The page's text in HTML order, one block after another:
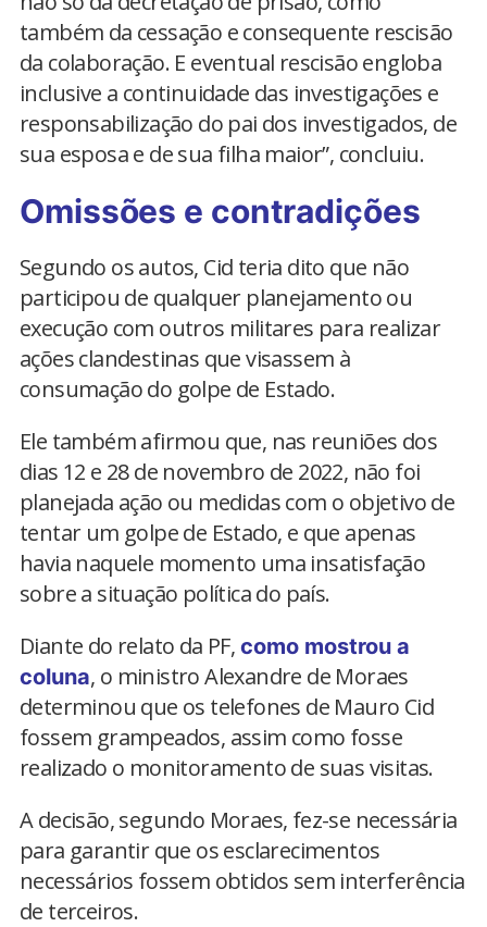
também da cessação e consequente rescisão
da colaboração. E eventual rescisão engloba
inclusive a continuidade das investigações e
responsabilização do pai dos investigados, de
sua esposa e de sua filha maior”, concluiu.
Omissões e contradições
Segundo os autos, Cid teria dito que não
participou de qualquer planejamento ou
execução com outros militares para realizar
ações clandestinas que visassem à
consumação do golpe de Estado.
Ele também afirmou que, nas reuniões dos
dias 12 e 28 de novembro de 2022, não foi
planejada ação ou medidas com o objetivo de
tentar um golpe de Estado, e que apenas
havia naquele momento uma insatisfação
sobre a situação política do país.
Diante do relato da PF, como mostrou a
coluna, o ministro Alexandre de Moraes
determinou que os telefones de Mauro Cid
fossem grampeados, assim como fosse
realizado o monitoramento de suas visitas.
A decisão, segundo Moraes, fez-se necessária
para garantir que os esclarecimentos
necessários fossem obtidos sem interferência
de terceiros.